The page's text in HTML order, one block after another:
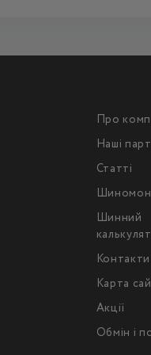
Про
Наші
Статті
Шинний
Контакти
Карта
Акції
Обмін і